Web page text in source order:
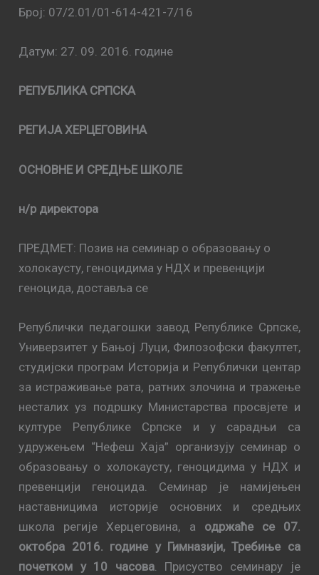
Број: 07/2.01/01-614-421-7/16
Датум: 27. 09. 2016. године
РЕПУБЛИКА СРПСКА
РЕГИЈА ХЕРЦЕГОВИНА
ОСНОВНЕ И СРЕДЊЕ ШКОЛЕ
н/р директора
ПРЕДМЕТ: Позив на семинар о образовању о
холокаусту, геноцидима у НДХ и превенцији
геноцида, доставља се
Републички педагошки завод Републике Српске,
Универзитет у Бањој Луци, Филозофски факултет,
студијски програм Историја и Републички центар
за истраживање рата, ратних злочина и тражење
несталих уз подршку Министарства просвјете и
културе Републике Српске и у сарадњи са
удружењем “Нефеш Хаја” организују семинар о
образовању о холокаусту, геноцидима у НДХ и
превенцији геноцида. Семинар је намијењен
наставницима историје основних и средњих
школа регије Херцеговина, а одржаће се 07.
октобра 2016. године у Гимназији, Требиње са
почетком у 10 часова. Присуство семинару је